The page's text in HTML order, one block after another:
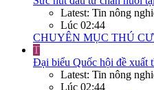
Latest: Tin nông
Lúc 02:44
CHUYÊN MỤC THÚ
T
Đại biểu Quốc hội đề xuất
Latest: Tin nông
Lúc 02:44